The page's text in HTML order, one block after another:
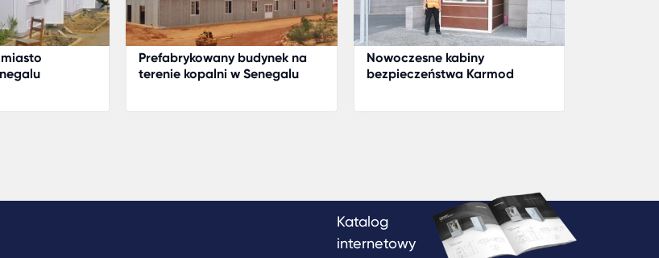
Prefabrykowany budynek na
terenie kopalni w Senegalu
Nowoczesne kabiny
bezpieczeństwa Karmod
Katalog
internetowy